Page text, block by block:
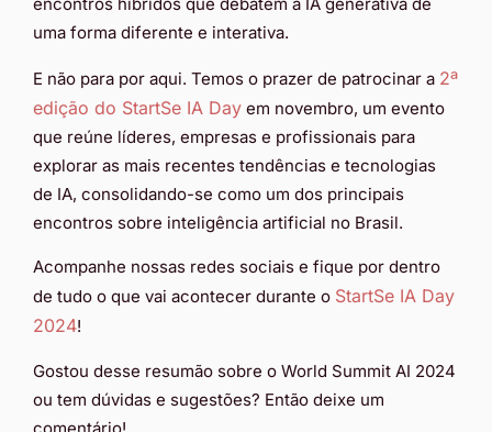
encontros híbridos que debatem a IA generativa de
uma forma diferente e interativa.
E não para por aqui. Temos o prazer de patrocinar a 2ª
edição do StartSe IA Day em novembro, um evento
que reúne líderes, empresas e profissionais para
explorar as mais recentes tendências e tecnologias
de IA, consolidando-se como um dos principais
encontros sobre inteligência artificial no Brasil.
Acompanhe nossas redes sociais e fique por dentro
de tudo o que vai acontecer durante o StartSe IA Day
2024!
Gostou desse resumão sobre o World Summit AI 2024
ou tem dúvidas e sugestões? Então deixe um
comentário!